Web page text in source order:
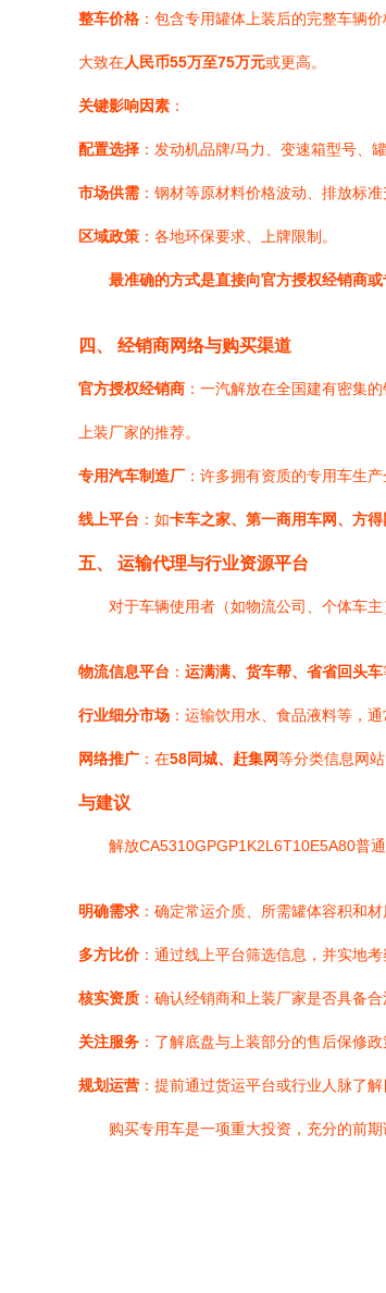
整车价格 ：包含专用罐体上装后的完整车辆
大致在人民币55万至75万元或更高。
关键影响因素 ：
配置选择 ：发动机品牌/马力、变速箱型号、
市场供需 ：钢材等原材料价格波动、排放标准
区域政策 ：各地环保要求、上牌限制。
最准确的方式是直接向官方授权经销商或
四、 经销商网络与购买渠道
官方授权经销商 ：一汽解放在全国建有密集
上装厂家的推荐。
专用汽车制造厂 ：许多拥有资质的专用车生
线上平台 ：如卡车之家、第一商用车网、方得
五、 运输代理与行业资源平台
对于车辆使用者（如物流公司、个体车
物流信息平台 ： 运满满、货车帮、省省回头车
行业细分市场 ：运输饮用水、食品液料等，
网络推广 ：在58同城、赶集网等分类信息网
与建议
解放CA5310GPGP1K2L6T10E5A80普
明确需求 ：确定常运介质、所需罐体容积和材
多方比价：通过线上平台筛选信息，并实地
核实资质 ：确认经销商和上装厂家是否具备
关注服务 ：了解底盘与上装部分的售后保修
规划运营 ：提前通过货运平台或行业人脉了
购买专用车是一项重大投资，充分的前